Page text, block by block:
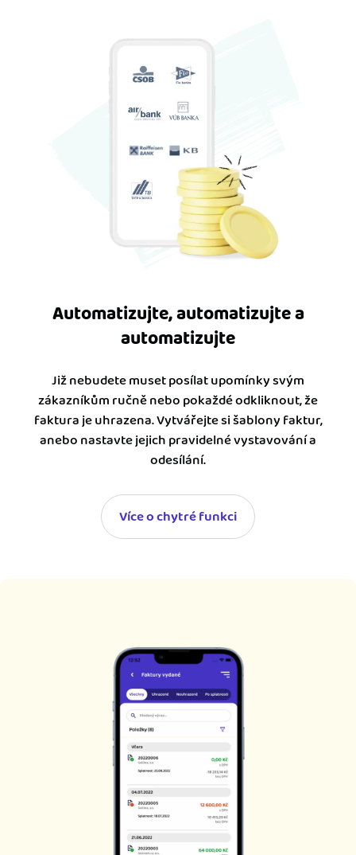
Automatizujte, automatizujte a
automatizujte
Již nebudete muset posílat upomínky svým
zákazníkům ručně nebo pokaždé odkliknout, že
faktura je uhrazena. Vytvářejte si šablony faktur,
anebo nastavte jejich pravidelné vystavování a
odesílání.
Více o chytré funkci